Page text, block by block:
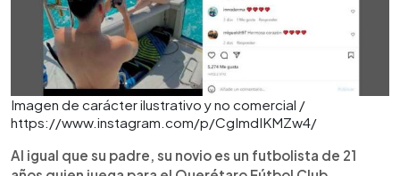
Imagen de carácter ilustrativo y no comercial /
https://www.instagram.com/p/CgImdIKMZw4/
Al igual que su padre, su novio es un futbolista de 21